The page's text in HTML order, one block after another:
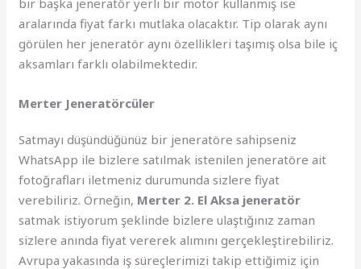
aralarında fiyat farkı mutlaka olacaktır. Tip olarak aynı
görülen her jeneratör aynı özellikleri taşımış olsa bile iç
aksamları farklı olabilmektedir.
Merter Jeneratörcüler
Satmayı düşündüğünüz bir jeneratöre sahipseniz
WhatsApp ile bizlere satılmak istenilen jeneratöre ait
fotoğrafları iletmeniz durumunda sizlere fiyat
verebiliriz. Örneğin, Merter 2. El Aksa jeneratör
satmak istiyorum şeklinde bizlere ulaştığınız zaman
sizlere anında fiyat vererek alımını gerçekleştirebiliriz.
Avrupa yakasında iş süreçlerimizi takip ettiğimiz için